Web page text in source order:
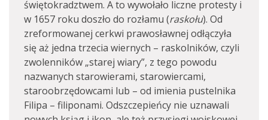
świętokradztwem. A to wywołało liczne protesty i
w 1657 roku doszło do rozłamu (raskołu). Od
zreformowanej cerkwi prawosławnej odłączyła
się aż jedna trzecia wiernych – raskolników, czyli
zwolenników „starej wiary”, z tego powodu
nazwanych starowierami, starowiercami,
staroobrzędowcami lub – od imienia pustelnika
Filipa – filiponami. Odszczepieńcy nie uznawali